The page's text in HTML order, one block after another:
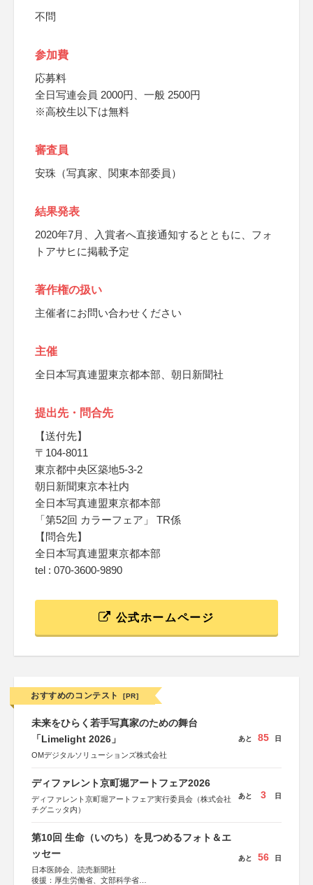
不問
参加費
応募料
全日写連会員 2000円、一般 2500円
※高校生以下は無料
審査員
安珠（写真家、関東本部委員）
結果発表
2020年7月、入賞者へ直接通知するとともに、フォ
トアサヒに掲載予定
著作権の扱い
主催者にお問い合わせください
主催
全日本写真連盟東京都本部、朝日新聞社
提出先・問合先
【送付先】
〒104-8011
東京都中央区築地5-3-2
朝日新聞東京本社内
全日本写真連盟東京都本部
「第52回 カラーフェア」 TR係
【問合先】
全日本写真連盟東京都本部
tel : 070-3600-9890
公式ホームページ
おすすめのコンテスト [PR]
未来をひらく若手写真家のための舞台
「Limelight 2026」
OMデジタルソリューションズ株式会社
あと 85 日
ディファレント京町堀アートフェア2026
ディファレント京町堀アートフェア実行委員会（株式会社
チグニッタ内）
あと 3 日
第10回 生命（いのち）を見つめるフォト＆エ
ッセー
日本医師会、読売新聞社
後援：厚生労働省、文部科学省
あと 56 日